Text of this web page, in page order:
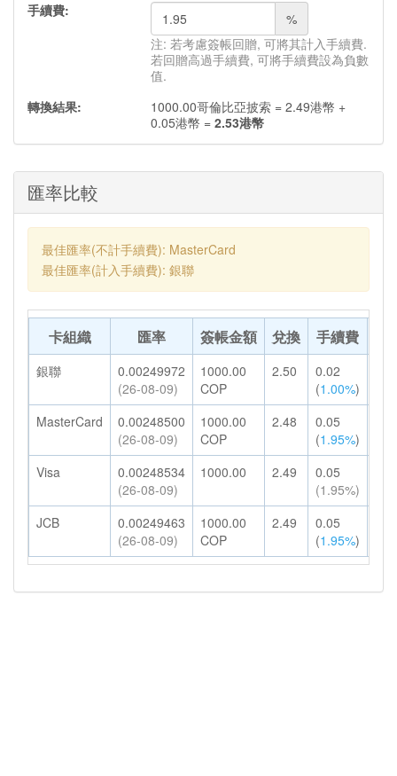
手續費:
%
注: 若考慮簽帳回贈, 可將其計入手續費.
若回贈高過手續費, 可將手續費設為負數
值.
轉換結果:
1000.00哥倫比亞披索 = 2.49港幣 +
0.05港幣 = 2.53港幣
匯率比較
最佳匯率(不計手續費): MasterCard
最佳匯率(計入手續費): 銀聯
卡組織 匯率 簽帳金額 兌換 手續費
銀聯
0.00249972
(26-08-09)
1000.00
COP
2.50
0.02
(1.00%)
MasterCard
0.00248500
(26-08-09)
1000.00
COP
2.48
0.05
(1.95%)
Visa
0.00248534
(26-08-09)
1000.00 2.49
0.05
(1.95%)
JCB
0.00249463
(26-08-09)
1000.00
COP
2.49
0.05
(1.95%)